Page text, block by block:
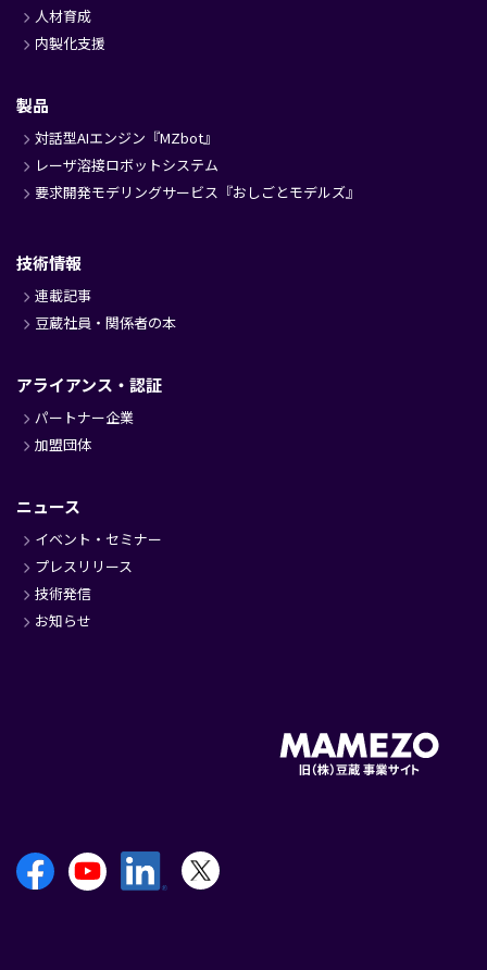
人材育成
内製化支援
製品
対話型AIエンジン『MZbot』
レーザ溶接ロボットシステム
要求開発モデリングサービス『おしごとモデルズ』
技術情報
連載記事
豆蔵社員・関係者の本
アライアンス・認証
パートナー企業
加盟団体
ニュース
イベント・セミナー
プレスリリース
技術発信
お知らせ